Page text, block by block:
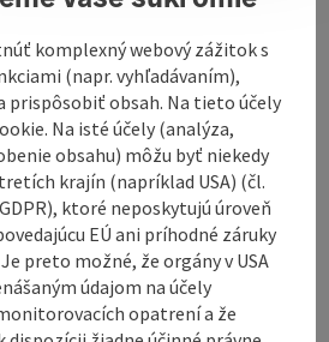
Straße / Ried im
komplexný webový zážitok s
(napr. vyhľadávaním),
prispôsobiť obsah. Na tieto účely
Na isté účely (analýza,
obsahu) môžu byť niekedy
krajín (napríklad USA) (čl.
ktoré neposkytujú úroveň
EÚ ani príhodné záruky
preto možné, že orgány v USA
údajom na účely
opatrení a že